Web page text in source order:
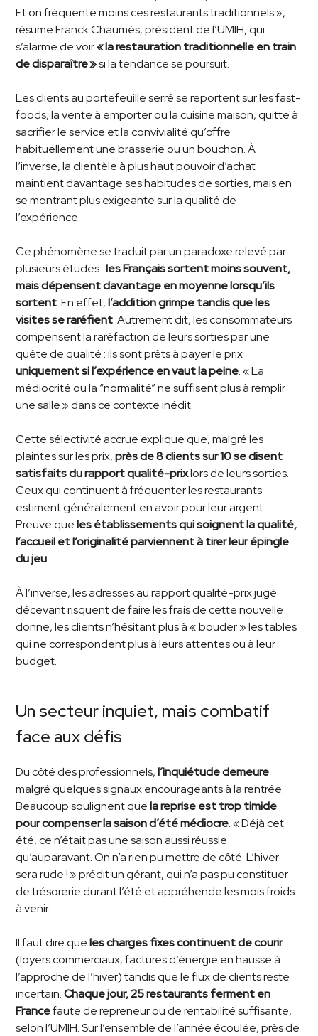
Et on fréquente moins ces restaurants traditionnels »,
résume Franck Chaumès, président de l’UMIH, qui
s’alarme de voir« la restauration traditionnelle en train
de disparaître »si la tendance se poursuit.
Les clients au portefeuille serré se reportent sur les fast-
foods, la vente à emporter ou la cuisine maison, quitte à
sacrifier le service et la convivialité qu’offre
habituellement une brasserie ou un bouchon. À
l’inverse, la clientèle à plus haut pouvoir d’achat
maintient davantage ses habitudes de sorties, mais en
se montrant plus exigeante sur la qualité de
l’expérience.
Ce phénomène se traduit par un paradoxe relevé par
plusieurs études :les Français sortent moins souvent,
mais dépensent davantage en moyenne lorsqu’ils
sortent. En effet,l’addition grimpe tandis que les
visites se raréfient. Autrement dit, les consommateurs
compensent la raréfaction de leurs sorties par une
quête de qualité : ils sont prêts à payer le prix
uniquement si l’expérience en vaut la peine. « La
médiocrité ou la “normalité” ne suffisent plus à remplir
une salle » dans ce contexte inédit.
Cette sélectivité accrue explique que, malgré les
plaintes sur les prix,près de 8 clients sur 10 se disent
satisfaits du rapport qualité-prixlors de leurs sorties.
Ceux qui continuent à fréquenter les restaurants
estiment généralement en avoir pour leur argent.
Preuve queles établissements qui soignent la qualité,
l’accueil et l’originalité parviennent à tirer leur épingle
du jeu.
À l’inverse, les adresses au rapport qualité-prix jugé
décevant risquent de faire les frais de cette nouvelle
donne, les clients n’hésitant plus à « bouder » les tables
qui ne correspondent plus à leurs attentes ou à leur
budget.
Un secteur inquiet, mais combatif
face aux défis
Du côté des professionnels,l’inquiétude demeure
malgré quelques signaux encourageants à la rentrée.
Beaucoup soulignent quela reprise est trop timide
pour compenser la saison d’été médiocre. « Déjà cet
été, ce n’était pas une saison aussi réussie
qu’auparavant. On n’a rien pu mettre de côté. L’hiver
sera rude ! » prédit un gérant, qui n’a pas pu constituer
de trésorerie durant l’été et appréhende les mois froids
à venir.
Il faut dire queles charges fixes continuent de courir
(loyers commerciaux, factures d’énergie en hausse à
l’approche de l’hiver) tandis que le flux de clients reste
incertain.Chaque jour, 25 restaurants ferment en
Francefaute de repreneur ou de rentabilité suffisante,
selon l’UMIH. Sur l’ensemble de l’année écoulée, près de